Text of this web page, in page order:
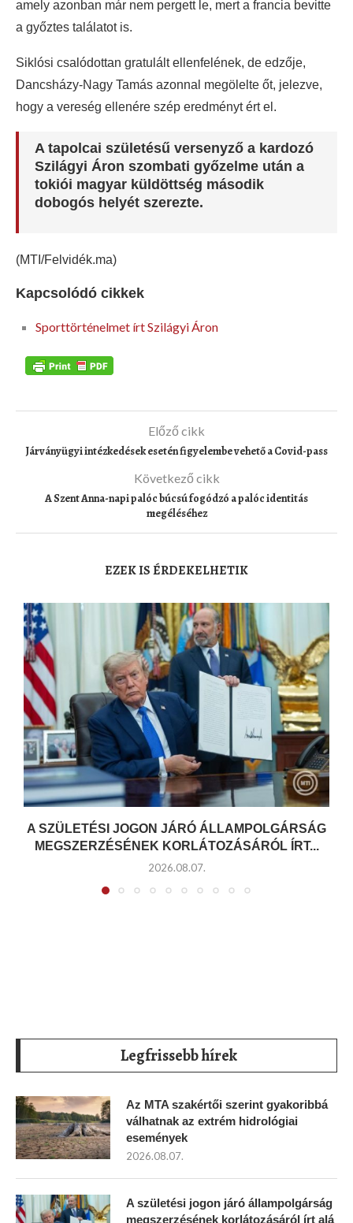
amely azonban már nem pergett le, mert a francia bevitte
a győztes találatot is.
Siklósi csalódottan gratulált ellenfelének, de edzője,
Dancsházy-Nagy Tamás azonnal megölelte őt, jelezve,
hogy a vereség ellenére szép eredményt ért el.
A tapolcai születésű versenyző a kardozó
Szilágyi Áron szombati győzelme után a
tokiói magyar küldöttség második
dobogós helyét szerezte.
(MTI/Felvidék.ma)
Kapcsolódó cikkek
Sporttörténelmet írt Szilágyi Áron
Előző cikk
Járványügyi intézkedések esetén figyelembe vehető a Covid-pass
Következő cikk
A Szent Anna-napi palóc búcsú fogódzó a palóc identitás
megéléséhez
EZEK IS ÉRDEKELHETIK
A SZÜLETÉSI JOGON JÁRÓ ÁLLAMPOLGÁRSÁG
MEGSZERZÉSÉNEK KORLÁTOZÁSÁRÓL ÍRT...
2026.08.07.
Legfrissebb hírek
Az MTA szakértői szerint gyakoribbá
válhatnak az extrém hidrológiai
események
2026.08.07.
A születési jogon járó állampolgárság
megszerzésének korlátozásáról írt alá